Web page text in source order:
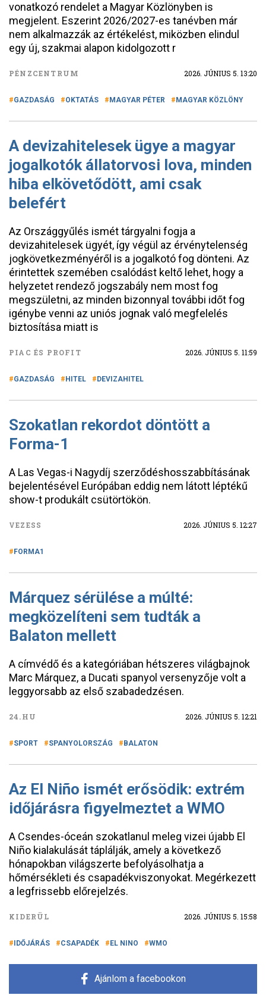
vonatkozó rendelet a Magyar Közlönyben is
megjelent. Eszerint 2026/2027-es tanévben már
nem alkalmazzák az értékelést, miközben elindul
egy új, szakmai alapon kidolgozott r
PÉNZCENTRUM 2026. JÚNIUS 5. 13:20
GAZDASÁG OKTATÁS MAGYAR PÉTER MAGYAR KÖZLÖNY
A devizahitelesek ügye a magyar
jogalkotók állatorvosi lova, minden
hiba elkövetődött, ami csak
belefért
Az Országgyűlés ismét tárgyalni fogja a
devizahitelesek ügyét, így végül az érvénytelenség
jogkövetkezményéről is a jogalkotó fog dönteni. Az
érintettek szemében csalódást keltő lehet, hogy a
helyzetet rendező jogszabály nem most fog
megszületni, az minden bizonnyal további időt fog
igénybe venni az uniós jognak való megfelelés
biztosítása miatt is
PIAC ÉS PROFIT 2026. JÚNIUS 5. 11:59
GAZDASÁG HITEL DEVIZAHITEL
Szokatlan rekordot döntött a
Forma-1
A Las Vegas-i Nagydíj szerződéshosszabbításának
bejelentésével Európában eddig nem látott léptékű
show-t produkált csütörtökön.
VEZESS 2026. JÚNIUS 5. 12:27
FORMA1
Márquez sérülése a múlté:
megközelíteni sem tudták a
Balaton mellett
A címvédő és a kategóriában hétszeres világbajnok
Marc Márquez, a Ducati spanyol versenyzője volt a
leggyorsabb az első szabadedzésen.
24.HU 2026. JÚNIUS 5. 12:21
SPORT SPANYOLORSZÁG BALATON
Az El Niño ismét erősödik: extrém
időjárásra figyelmeztet a WMO
A Csendes-óceán szokatlanul meleg vizei újabb El
Niño kialakulását táplálják, amely a következő
hónapokban világszerte befolyásolhatja a
hőmérsékleti és csapadékviszonyokat. Megérkezett
a legfrissebb előrejelzés.
KIDERÜL 2026. JÚNIUS 5. 15:58
IDŐJÁRÁS CSAPADÉK EL NINO WMO
Ajánlom a facebookon